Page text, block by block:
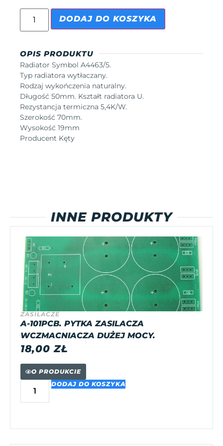
DODAJ DO KOSZYKA
OPIS PRODUKTU
Radiator Symbol A4463/5.
Typ radiatora wytłaczany.
Rodzaj wykończenia naturalny.
Długość 50mm. Kształt radiatora U.
Rezystancja termiczna 5,4K/W.
Szerokość 70mm.
Wysokość 19mm
Producent Kęty
INNE PRODUKTY
ZASILACZE
A-101PCB. PYTKA ZASILACZA
WCZMACNIACZA DUŻEJ MOCY.
18,00ZŁ
O PRODUKCIE
DODAJ DO KOSZYKA